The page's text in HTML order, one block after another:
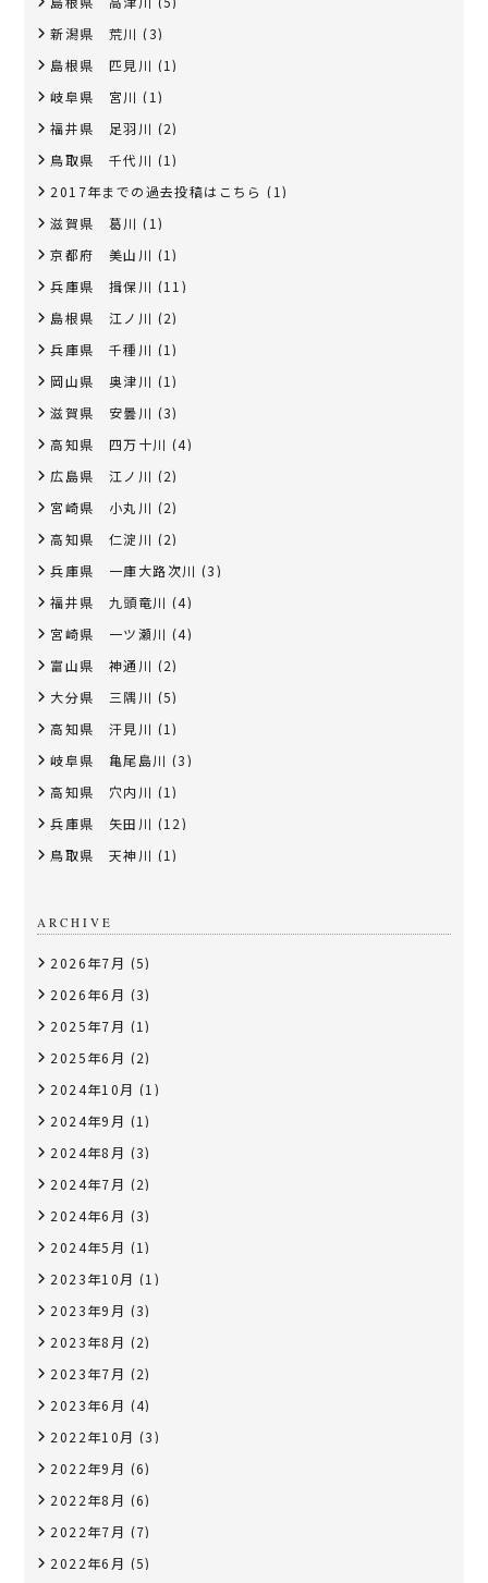
新潟県 荒川 (3)
島根県 匹見川 (1)
岐阜県 宮川 (1)
福井県 足羽川 (2)
鳥取県 千代川 (1)
2017年までの過去投稿はこちら (1)
滋賀県 葛川 (1)
京都府 美山川 (1)
兵庫県 揖保川 (11)
島根県 江ノ川 (2)
兵庫県 千種川 (1)
岡山県 奥津川 (1)
滋賀県 安曇川 (3)
高知県 四万十川 (4)
広島県 江ノ川 (2)
宮崎県 小丸川 (2)
高知県 仁淀川 (2)
兵庫県 一庫大路次川 (3)
福井県 九頭竜川 (4)
宮崎県 一ツ瀬川 (4)
富山県 神通川 (2)
大分県 三隅川 (5)
高知県 汗見川 (1)
岐阜県 亀尾島川 (3)
高知県 穴内川 (1)
兵庫県 矢田川 (12)
鳥取県 天神川 (1)
ARCHIVE
2026年7月 (5)
2026年6月 (3)
2025年7月 (1)
2025年6月 (2)
2024年10月 (1)
2024年9月 (1)
2024年8月 (3)
2024年7月 (2)
2024年6月 (3)
2024年5月 (1)
2023年10月 (1)
2023年9月 (3)
2023年8月 (2)
2023年7月 (2)
2023年6月 (4)
2022年10月 (3)
2022年9月 (6)
2022年8月 (6)
2022年7月 (7)
2022年6月 (5)